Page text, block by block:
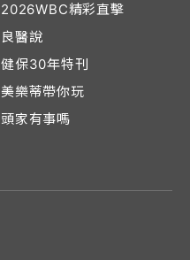
2026WBC精彩直擊
良醫說
健保30年特刊
美樂蒂帶你玩
頭家有事嗎